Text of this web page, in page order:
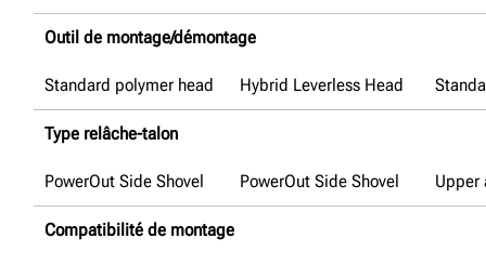
Outil de montage/démontage
Standard polymer head Hybrid Leverless Head
Type relâche-talon
PowerOut Side Shovel PowerOut Side Shovel Upper
Compatibilité de montage